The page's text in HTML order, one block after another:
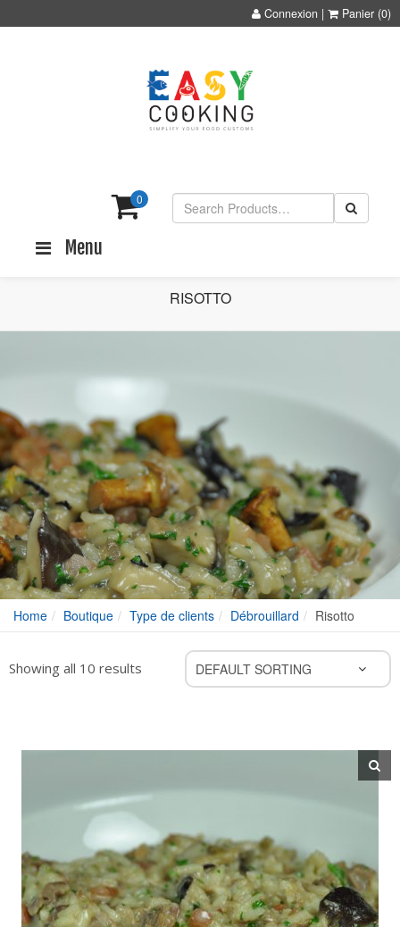
Connexion | Panier (0)
0
Menu
RISOTTO
Home Boutique Type de clients Débrouillard Risotto
Showing all 10 results